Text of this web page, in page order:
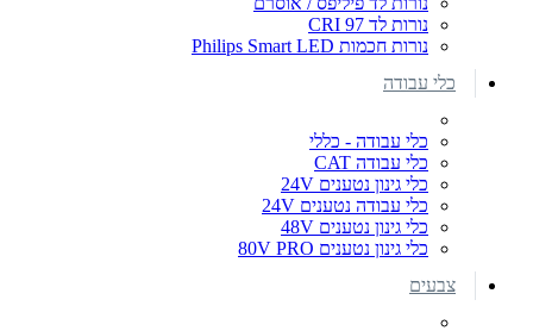
נורות לד CRI 97
נורות חכמות Philips Smart LED
כלי עבודה
כלי עבודה - כללי
כלי עבודה CAT
כלי גינון נטענים 24V
כלי עבודה נטענים 24V
כלי גינון נטענים 48V
כלי גינון נטענים 80V PRO
צבעים